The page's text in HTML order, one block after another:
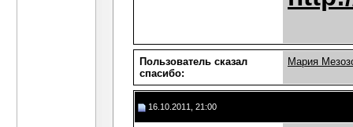
Пользователь сказал
cпасибо:
Мария
16.10.2011, 21:00